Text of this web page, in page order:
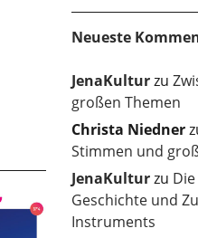
Neueste
JenaKulturzu
großen Themen
Christa Niedner
Stimmen und
JenaKulturzu
Geschichte und
Instruments